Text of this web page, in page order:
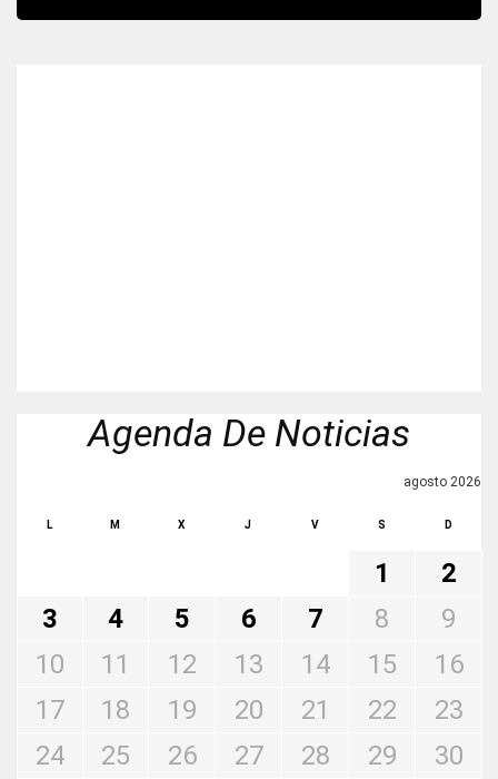
Agenda De Noticias
agosto 2026
L M X J V S D
1
2
3
4 5 6 7 8
9
10
11 12 13 14 15
16
17
18 19 20 21 22
23
24
25 26 27 28 29 30